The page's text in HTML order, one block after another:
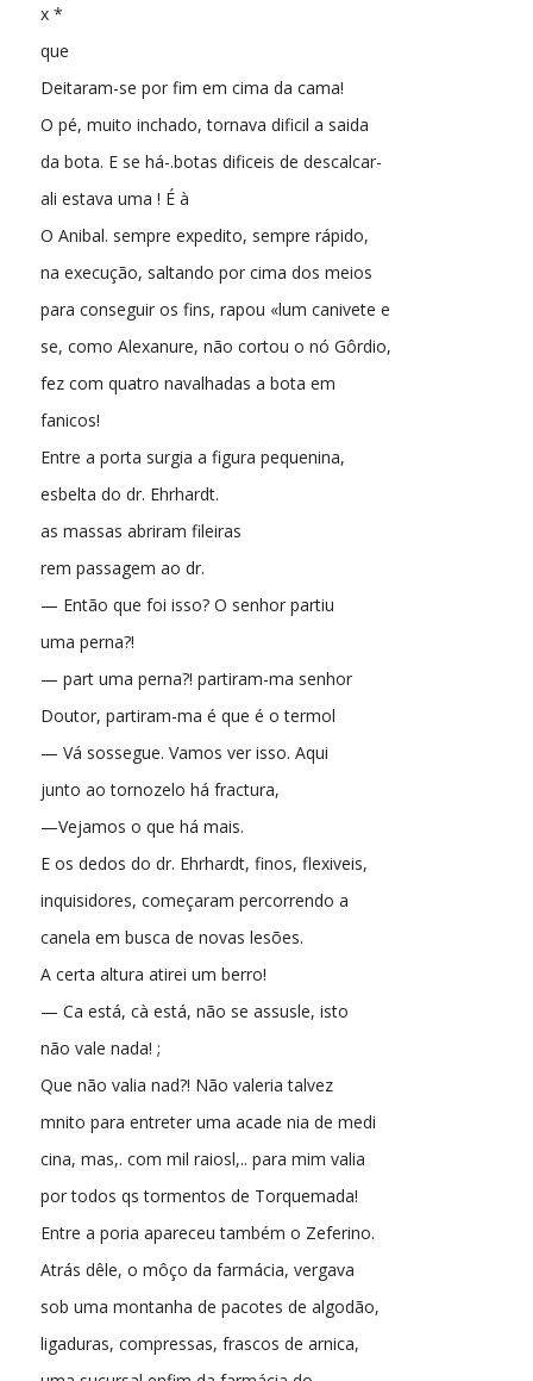
x *
que
Deitaram-se por fim em cima da cama!
O pé, muito inchado, tornava dificil a saida
da bota. E se há-.botas dificeis de descalcar-
ali estava uma ! É à
O Anibal. sempre expedito, sempre rápido,
na execução, saltando por cima dos meios
para conseguir os fins, rapou «lum canivete e
se, como Alexanure, não cortou o nó Gôrdio,
fez com quatro navalhadas a bota em
fanicos!
Entre a porta surgia a figura pequenina,
esbelta do dr. Ehrhardt.
as massas abriram fileiras
rem passagem ao dr.
— Então que foi isso? O senhor partiu
uma perna?!
— part uma perna?! partiram-ma senhor
Doutor, partiram-ma é que é o termol
— Vá sossegue. Vamos ver isso. Aqui
junto ao tornozelo há fractura,
—Vejamos o que há mais.
E os dedos do dr. Ehrhardt, finos, flexiveis,
inquisidores, começaram percorrendo a
canela em busca de novas lesões.
A certa altura atirei um berro!
— Ca está, cà está, não se assusle, isto
não vale nada! ;
Que não valia nad?! Não valeria talvez
mnito para entreter uma acade nia de medi
cina, mas,. com mil raiosl,.. para mim valia
por todos qs tormentos de Torquemada!
Entre a poria apareceu também o Zeferino.
Atrás dêle, o môço da farmácia, vergava
sob uma montanha de pacotes de algodão,
ligaduras, compressas, frascos de arnica,